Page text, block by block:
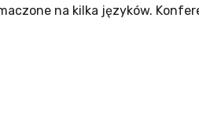
na kilka języków.